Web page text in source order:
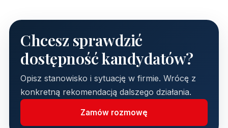
Chcesz sprawdzić
dostępność kandydatów?
Opisz stanowisko i sytuację w firmie. Wrócę z
konkretną rekomendacją dalszego działania.
Zamów rozmowę